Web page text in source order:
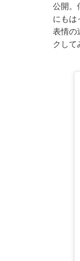
公開。
にもは
表情の
クして